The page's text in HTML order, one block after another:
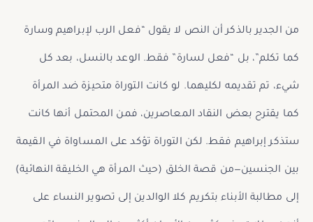
من الجدير بالذكر أن النص لا يقول “فعل الرب لإبراهيم وسارة
كما تكلم”، بل “فعل لسارة” فقط. الوعد بالنسل، بعد كل
شيء، تم تقديمه لكليهما. لو كانت التوراة متحيزة ضد المرأة
كما يقترح بعض النقاد المعاصرين، فمن المحتمل أنها كانت
ستذكر إبراهيم فقط. لكن التوراة تؤكد على المساواة في القيمة
بين الجنسين—من قصة الخلق (حيث المرأة هي الخليقة النهائية)
إلى مطالبة الأبناء بتكريم كلا الوالدين إلى تصوير النساء على